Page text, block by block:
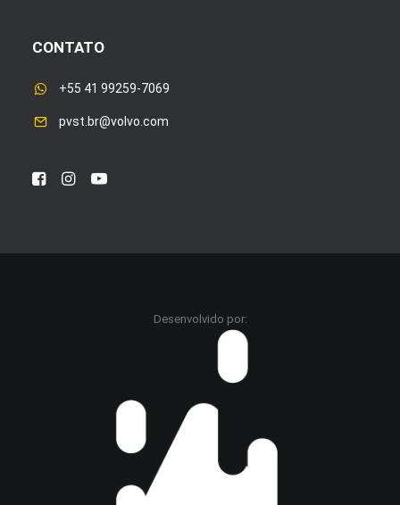
CONTATO
+55 41 99259-7069
pvst.br@volvo.com
Desenvolvido por: